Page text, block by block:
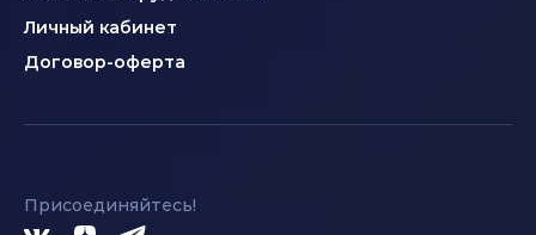
Личный кабинет
Договор-оферта
Присоединяйтесь!